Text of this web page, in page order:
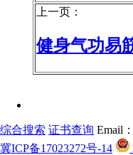
上一页：
健身气功易
综合搜索 证书查询 Email
冀ICP备17023272号-14